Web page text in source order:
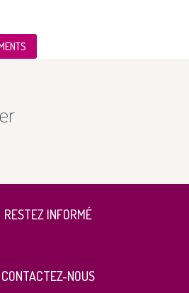
RESTEZ INFORMÉ
CONTACTEZ-NOUS